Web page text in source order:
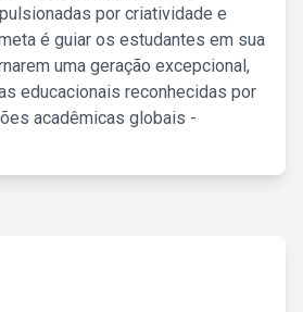
por criatividade e
é guiar os estudantes em sua
uma geração excepcional,
educacionais reconhecidas por
acadêmicas globais -